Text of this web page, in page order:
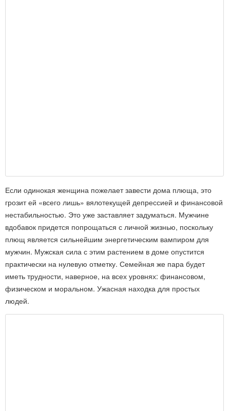
Если одинокая женщина пожелает завести дома плюща, это
грозит ей «всего лишь» вялотекущей депрессией и финансовой
нестабильностью. Это уже заставляет задуматься. Мужчине
вдобавок придется попрощаться с личной жизнью, поскольку
плющ является сильнейшим энергетическим вампиром для
мужчин. Мужская сила с этим растением в доме опустится
практически на нулевую отметку. Семейная же пара будет
иметь трудности, наверное, на всех уровнях: финансовом,
физическом и моральном. Ужасная находка для простых
людей.